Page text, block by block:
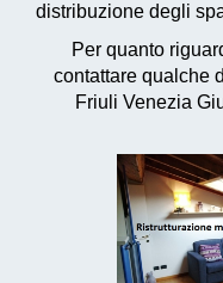
distribuzione degli
Per quanto
contattare qualche
Friuli Venezia